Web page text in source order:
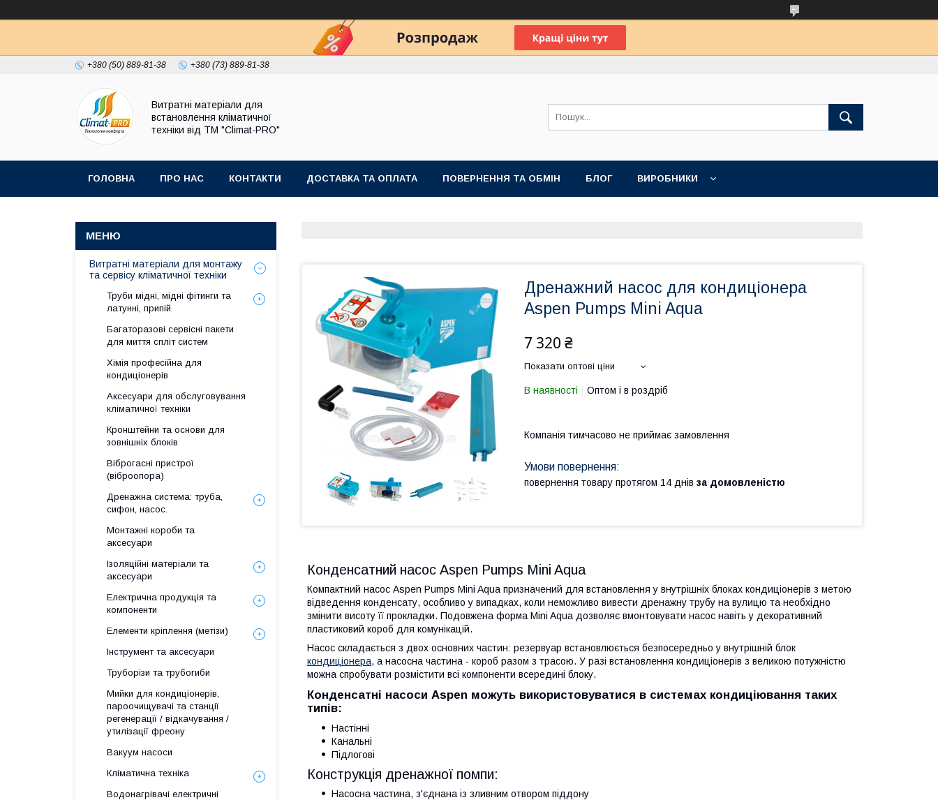
+380 (50) 889-81-38 +380 (73) 889-81-38
Витратні матеріали для
встановлення кліматичної
техніки від ТМ "Climat-PRO"
ГОЛОВНА ПРО НАС КОНТАКТИ ДОСТАВКА ТА ОПЛАТА ПОВЕРНЕННЯ ТА ОБМІН БЛОГ ВИРОБНИКИ
Дренажний насос для кондиціонера
Aspen Pumps Mini Aqua
7 320 ₴
Показати оптові ціни
В наявності Оптом і в роздріб
Компанія тимчасово не приймає замовлення
повернення товару протягом 14 днів за домовленістю
Конденсатний насос Aspen Pumps Mini Aqua
Компактний насос Aspen Pumps Mini Aqua призначений для встановлення у внутрішніх блоках кондиціонерів з метою
відведення конденсату, особливо у випадках, коли неможливо вивести дренажну трубу на вулицю та необхідно
змінити висоту її прокладки. Подовжена форма Mini Aqua дозволяє вмонтовувати насос навіть у декоративний
пластиковий короб для комунікацій.
Насос складається з двох основних частин: резервуар встановлюється безпосередньо у внутрішній блок
кондиціонера, а насосна частина - короб разом з трасою. У разі встановлення кондиціонерів з великою потужністю
можна спробувати розмістити всі компоненти всередині блоку.
Конденсатні насоси Aspen можуть використовуватися в системах кондиціювання таких
типів:
Настінні
Канальні
Підлогові
Конструкція дренажної помпи:
Насосна частина, з'єднана із зливним отвором піддону
Витратні матеріали для монтажу
та сервісу кліматичної техніки
Труби мідні, мідні фітинги та
латунні, припій.
Багаторазові сервісні пакети
для миття спліт систем
Хімія професійна для
кондиціонерів
Аксесуари для обслуговування
кліматичної техніки
Кронштейни та основи для
зовнішніх блоків
Віброгасні пристрої
(віброопора)
Дренажна система: труба,
сифон, насос.
Монтажні короби та
аксесуари
Ізоляційні матеріали та
аксесуари
Електрична продукція та
компоненти
Елементи кріплення (метізи)
Інструмент та аксесуари
Труборізи та трубогиби
Мийки для кондиціонерів,
пароочищувачі та станції
регенерації / відкачування /
утилізації фреону
Вакуум насоси
Кліматична техніка
Водонагрівачі електричні